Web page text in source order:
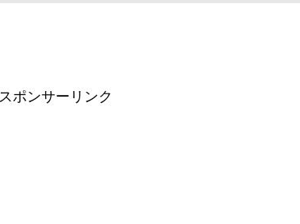
スポンサーリンク